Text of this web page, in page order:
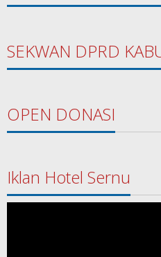
SEKWAN DPRD
OPEN DONASI
Iklan Hotel Sernu